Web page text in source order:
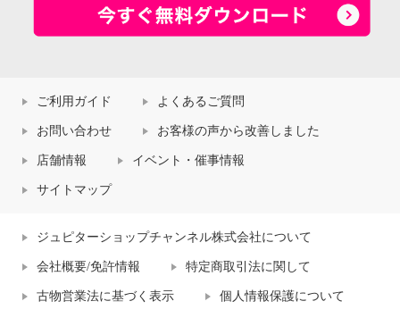
ご利用ガイド よくあるご質問
お問い合わせ お客様の声から改善しました
店舗情報 イベント・催事情報
サイトマップ
ジュピターショップチャンネル株式会社について
会社概要/免許情報 特定商取引法に関して
古物営業法に基づく表示 個人情報保護について